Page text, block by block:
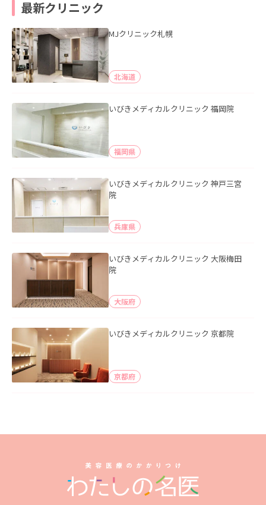
最新クリニック
MJクリニック札幌
北海道
いびきメディカルクリニック 福岡院
福岡県
いびきメディカルクリニック 神戸三宮
院
兵庫県
いびきメディカルクリニック 大阪梅田
院
大阪府
いびきメディカルクリニック 京都院
京都府